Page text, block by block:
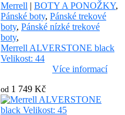
Merrell | BOTY A PONOŽKY,
Pánské boty, Pánské trekové
boty, Pánské nízké trekové
boty,
Merrell ALVERSTONE black
Velikost: 44
Více informací
od 1 749 Kč